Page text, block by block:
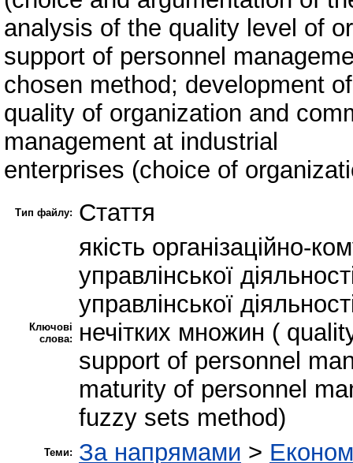
analysis of the quality level of
support of personnel
chosen method; development
quality of organization and
management at industrial
enterprises (choice of
Тип файлу: Стаття
Ключові
слова:
якість організаційно-
управлінської
управлінської
нечітких множин (
support of personnel
maturity of personnel
fuzzy sets method)
Теми: За напрямами >